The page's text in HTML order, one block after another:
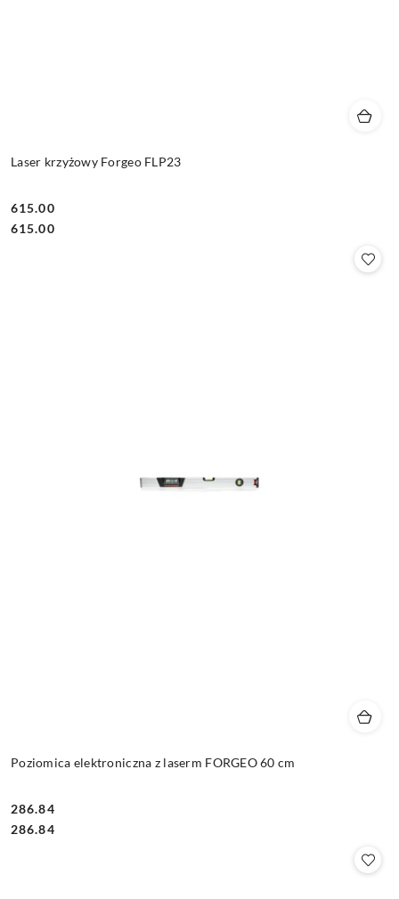
Laser krzyżowy Forgeo FLP23
Cena:
615.00
Cena:
615.00
Poziomica elektroniczna z laserm FORGEO 60 cm
Cena:
286.84
Cena:
286.84